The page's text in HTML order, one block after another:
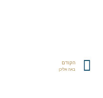
הקודם
באה אליכן